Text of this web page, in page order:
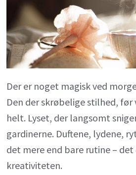
Der er noget magisk ved
Den der skrøbelige stilhed, før
helt. Lyset, der langsomt
gardinerne. Duftene, lydene,
det mere end bare rutine –
kreativiteten.